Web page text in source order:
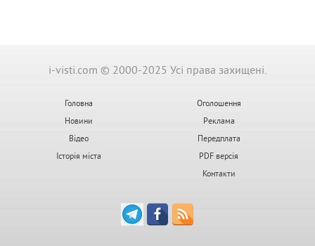
i-visti.com © 2000-2025 Усі права захищені.
Головна
Новини
Відео
Історія міста
Оголошення
Реклама
Передплата
PDF версія
Контакти